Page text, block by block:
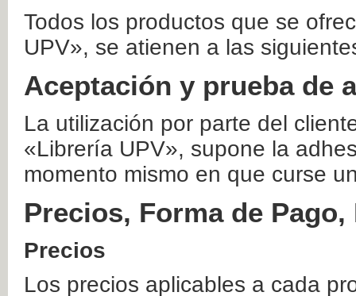
Todos los productos que se
UPV», se atienen a las
Aceptación y prueba de
La utilización por parte del
«Librería UPV», supone la
momento mismo en que curse
Precios, Forma de
Precios
Los precios aplicables a cada